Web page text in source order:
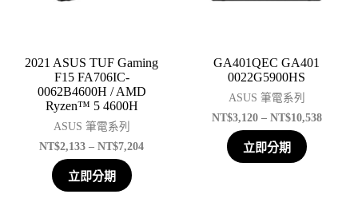
2021 ASUS TUF Gaming
F15 FA706IC-
0062B4600H / AMD
Ryzen™ 5 4600H
ASUS 筆電系列
NT$2,133 – NT$7,204
立即分期
GA401QEC GA401
0022G5900HS
ASUS 筆電系列
NT$3,120 – NT$10,538
立即分期